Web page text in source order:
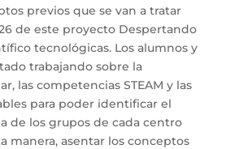
previos que se van a tratar
de este proyecto Despertando
tecnológicas. Los alumnos y
trabajando sobre la
las competencias STEAM y las
para poder identificar el
de los grupos de cada centro
manera, asentar los conceptos